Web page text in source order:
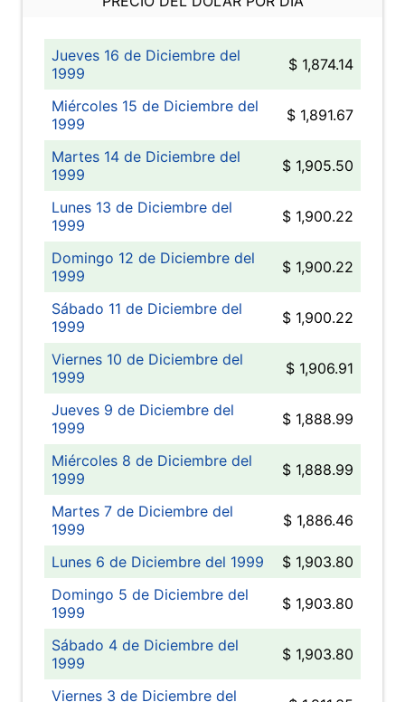
Jueves 16 de Diciembre del
1999
$ 1,874.14
Miércoles 15 de Diciembre del
1999
$ 1,891.67
Martes 14 de Diciembre del
1999
$ 1,905.50
Lunes 13 de Diciembre del
1999
$ 1,900.22
Domingo 12 de Diciembre del
1999
$ 1,900.22
Sábado 11 de Diciembre del
1999
$ 1,900.22
Viernes 10 de Diciembre del
1999
$ 1,906.91
Jueves 9 de Diciembre del
1999
$ 1,888.99
Miércoles 8 de Diciembre del
1999
$ 1,888.99
Martes 7 de Diciembre del
1999
$ 1,886.46
Lunes 6 de Diciembre del 1999
$ 1,903.80
Domingo 5 de Diciembre del
1999
$ 1,903.80
Sábado 4 de Diciembre del
1999
$ 1,903.80
Viernes 3 de Diciembre del